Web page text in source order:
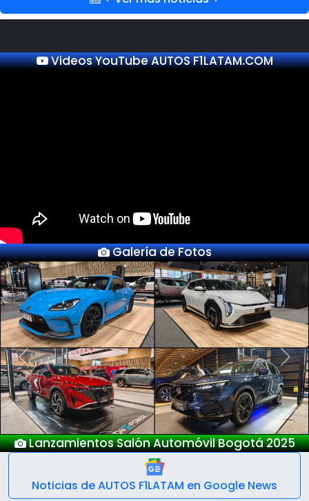
Videos YouTube AUTOS F1LATAM.COM
Galería de Fotos
Salón Automóvil Bogotá 2025
Previous Next
Noticias de AUTOS F1LATAM en Google News